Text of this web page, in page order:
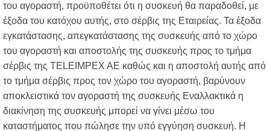
του αγοραστή, προϋποθέτει ότι η συσκευή θα παραδοθεί, με
έξοδα του κατόχου αυτής, στο σέρβις της Εταιρείας. Τα έξοδα
εγκατάστασης, απεγκατάστασης της συσκευής από το χώρο
του αγοραστή και αποστολής της συσκευής προς το τμήμα
σέρβις της ΤΕLΕΙΜΡΕΧ ΑΕ καθώς και η αποστολή αυτής από
το τμήμα σέρβις προς τον χώρο του αγοραστή, βαρύνουν
αποκλειστικά τον αγοραστή της συσκευής Εναλλακτικά η
διακίνηση της συσκευής μπορεί να γίνει μέσω του
καταστήματος που πώλησε την υπό εγγύηση συσκευή. Η